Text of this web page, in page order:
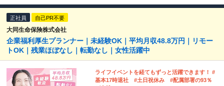
正社員 自己PR不要
大同生命保険株式会社
企業福利厚生プランナー｜未経験OK｜平均月収48.8万円｜リモー
トOK｜残業ほぼなし｜転勤なし｜女性活躍中
ライフイベントを経てもずっと活躍できます！ #
基本17時退社 #土日祝休み #配属部署の93％